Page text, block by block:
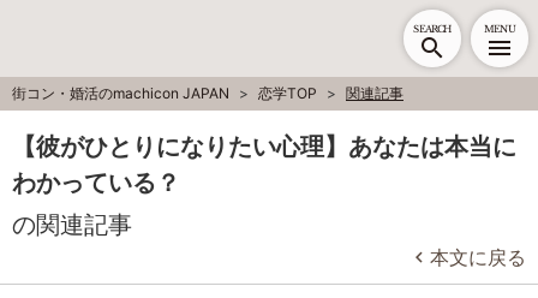
SEARCH MENU
街コン・婚活のmachicon JAPAN 恋学TOP 関連記事
【彼がひとりになりたい心理】あなたは本当に
わかっている？
の関連記事
本文に戻る